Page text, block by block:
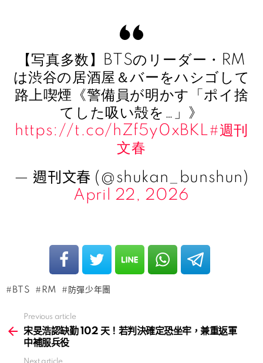
【写真多数】BTSのリーダー・RM
は渋谷の居酒屋＆バーをハシゴして
路上喫煙《警備員が明かす「ポイ捨
てした吸い殻を…」》
https://t.co/hZf5y0xBKL#週刊
文春
— 週刊文春 (@shukan_bunshun)
April 22, 2026
BTS RM 防彈少年團
more
Previous article
宋旻浩認缺勤 102 天！若判決確定恐坐牢，兼重返軍
中補服兵役